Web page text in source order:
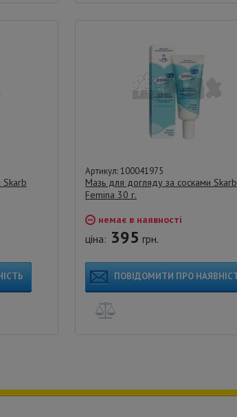
Skarb
Артикул: 100041975
Мазь для догляду за сосками
Femina 30 г.
немає в наявності
ціна: 395 грн.
ПОВІДОМИТИ ПРО